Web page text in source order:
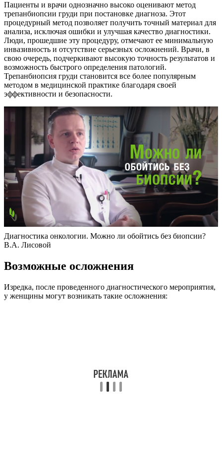
Пациенты и врачи однозначно высоко оценивают метод
трепанбиопсии груди при постановке диагноза. Этот
процедурный метод позволяет получить точный материал для
анализа, исключая ошибки и улучшая качество диагностики.
Люди, прошедшие эту процедуру, отмечают ее минимальную
инвазивность и отсутствие серьезных осложнений. Врачи, в
свою очередь, подчеркивают высокую точность результатов и
возможность быстрого определения патологий.
Трепанбиопсия груди становится все более популярным
методом в медицинской практике благодаря своей
эффективности и безопасности.
Диагностика онкологии. Можно ли обойтись без биопсии?
В.А. Лисовой
Возможные осложнения
Изредка, после проведенного диагностического мероприятия,
у женщины могут возникать такие осложнения: